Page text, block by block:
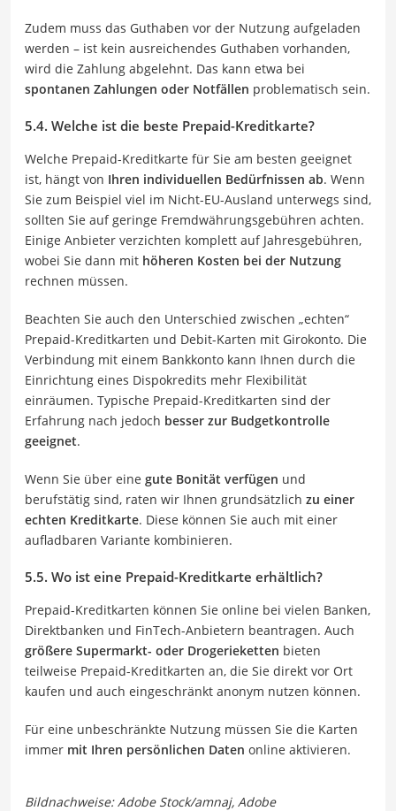
Zudem muss das Guthaben vor der Nutzung aufgeladen
werden – ist kein ausreichendes Guthaben vorhanden,
wird die Zahlung abgelehnt. Das kann etwa bei
spontanen Zahlungen oder Notfällen problematisch sein.
5.4. Welche ist die beste Prepaid-Kreditkarte?
Welche Prepaid-Kreditkarte für Sie am besten geeignet
ist, hängt von Ihren individuellen Bedürfnissen ab. Wenn
Sie zum Beispiel viel im Nicht-EU-Ausland unterwegs sind,
sollten Sie auf geringe Fremdwährungsgebühren achten.
Einige Anbieter verzichten komplett auf Jahresgebühren,
wobei Sie dann mit höheren Kosten bei der Nutzung
rechnen müssen.
Beachten Sie auch den Unterschied zwischen „echten“
Prepaid-Kreditkarten und Debit-Karten mit Girokonto. Die
Verbindung mit einem Bankkonto kann Ihnen durch die
Einrichtung eines Dispokredits mehr Flexibilität
einräumen. Typische Prepaid-Kreditkarten sind der
Erfahrung nach jedoch besser zur Budgetkontrolle
geeignet.
Wenn Sie über eine gute Bonität verfügen und
berufstätig sind, raten wir Ihnen grundsätzlich zu einer
echten Kreditkarte. Diese können Sie auch mit einer
aufladbaren Variante kombinieren.
5.5. Wo ist eine Prepaid-Kreditkarte erhältlich?
Prepaid-Kreditkarten können Sie online bei vielen Banken,
Direktbanken und FinTech-Anbietern beantragen. Auch
größere Supermarkt- oder Drogerieketten bieten
teilweise Prepaid-Kreditkarten an, die Sie direkt vor Ort
kaufen und auch eingeschränkt anonym nutzen können.
Für eine unbeschränkte Nutzung müssen Sie die Karten
immer mit Ihren persönlichen Daten online aktivieren.